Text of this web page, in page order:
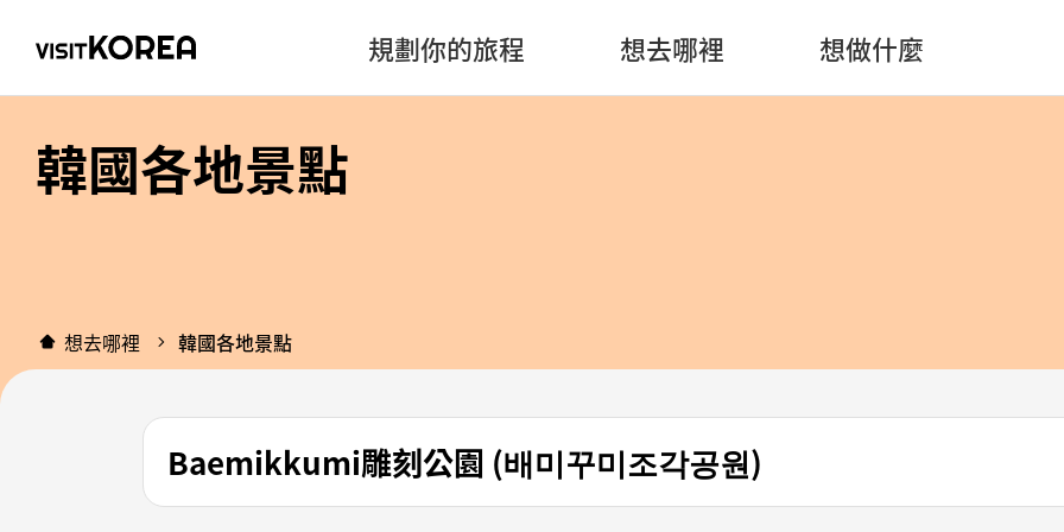
規劃你的旅程 想去哪裡 想做什麼
韓國各地景點
想去哪裡 韓國各地景點
Baemikkumi雕刻公園 (배미꾸미조각공원)